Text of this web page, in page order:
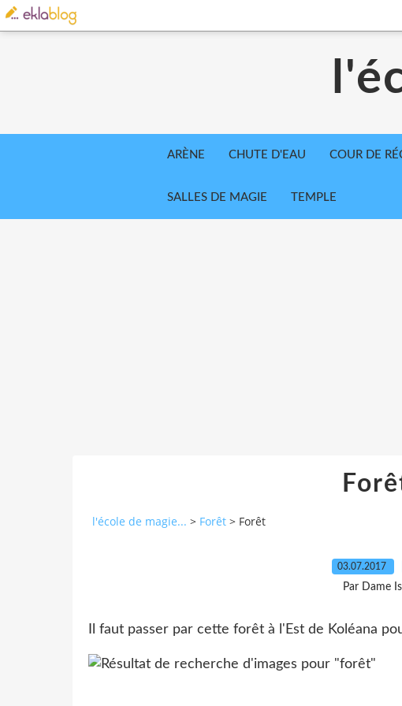
ARÈNE CHUTE D'EAU COUR DE
SALLES DE MAGIE TEMPLE
l'école de magie... > Forêt > Forêt
03.07.2017
Par Dame
Il faut passer par cette forêt à l'Est de Koléana